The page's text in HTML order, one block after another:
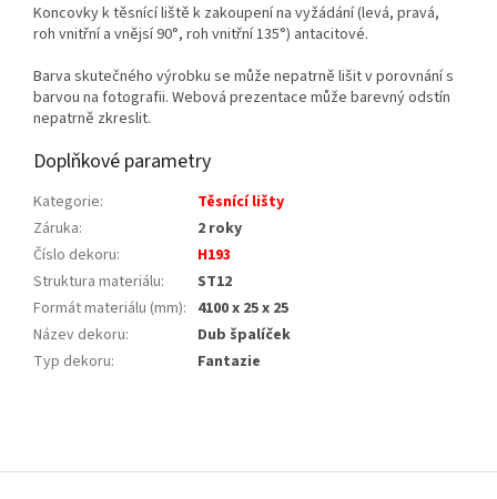
Koncovky k těsnící liště k zakoupení na vyžádání (levá, pravá,
roh vnitřní a vnějsí 90°, roh vnitřní 135°) antacitové.
Barva skutečného výrobku se může nepatrně lišit v porovnání s
barvou na fotografii. Webová prezentace může barevný odstín
nepatrně zkreslit.
Doplňkové parametry
Kategorie:
Těsnící lišty
Záruka:
2 roky
Číslo dekoru:
H193
Struktura materiálu:
ST12
Formát materiálu (mm): 4100 x 25 x 25
Název dekoru:
Dub špalíček
Typ dekoru: Fantazie
á